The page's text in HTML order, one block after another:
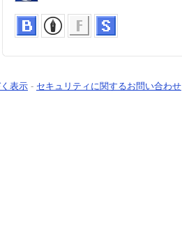
表示 - セキュリティに関するお問い合わせ